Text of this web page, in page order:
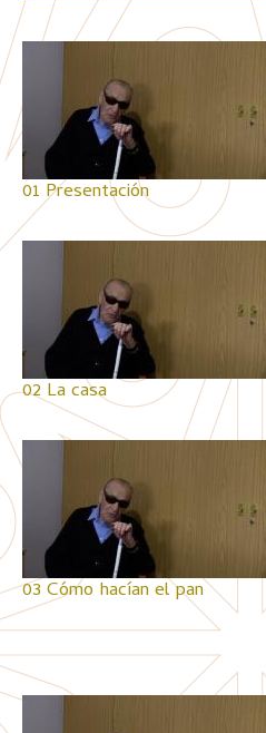
01 Presentación
02 La casa
03 Cómo hacían el pan